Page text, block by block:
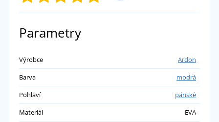
helena
naprostá spokojenost, už jsem manželovi
kupovala druhé, chodí v nich celé léto
přidáno 22.06.2023
Parametry
Výrobce
Ardon
Barva
modrá
Pohlaví
pánské
Materiál
EVA